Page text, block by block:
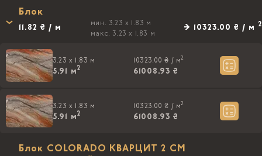
Блок
11.82 ₴ / м
мин. 3.23 x 1.83 м
макс. 3.23 x 1.83 м
→ 10323.00 ₴ / м 2
3.23 x 1.83 м
5.91 м2
10323.00 ₴ / м2
61008.93 ₴
3.23 x 1.83 м
5.91 м2
10323.00 ₴ / м2
61008.93 ₴
Блок COLORADO КВАРЦИТ 2 CM